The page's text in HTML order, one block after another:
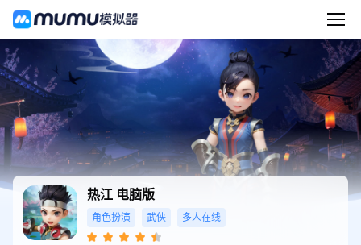
热江 电脑版
角色扮演 武侠 多人在线